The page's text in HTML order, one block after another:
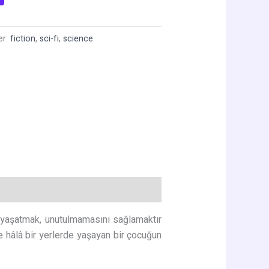
fiction,sci-fi,science
unutulmamasını sağlamaktır
hâlâ bir yerlerde yaşayan bir çocuğun